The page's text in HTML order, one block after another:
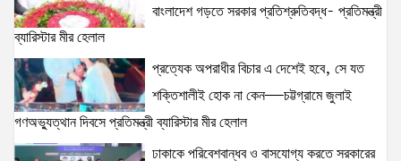
দক্ষিণখানে সেই নারী চিকিৎসককে খুনের মামলায় গ্রেপ্তার তার
স্বামী সোহেল রানার দুই দিনের রিমান্ড আদালত
15 views posted on August 3, 2026
বাংলাদেশ গড়তে সরকার প্রতিশ্রুতিবদ্ধ- প্রতিমন্ত্রী
ব্যারিস্টার মীর হেলাল
প্রত্যেক অপরাধীর বিচার এ দেশেই হবে, সে যত
শক্তিশালীই হোক না কেন—চট্টগ্রামে জুলাই
গণঅভ্যুত্থান দিবসে প্রতিমন্ত্রী ব্যারিস্টার মীর হেলাল
ঢাকাকে পরিবেশবান্ধব ও বাসযোগ্য করতে সরকারের